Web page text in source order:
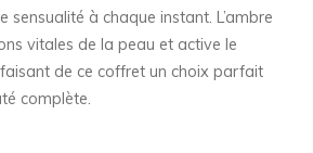
sensualité à chaque instant. L’ambre
vitales de la peau et active le
de ce coffret un choix parfait
complète.